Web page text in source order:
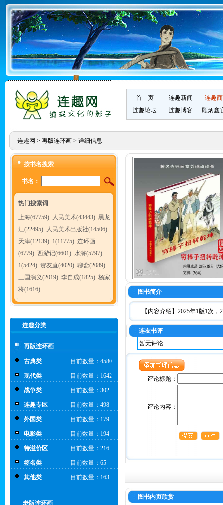
首 页 连趣新闻
连趣
连趣论坛
连趣博客 顾炳鑫
连趣网 > 再版连环画> 详细信息
按书名搜索
书名：
热门搜索词
上海(67759) 人民美术(43443) 黑龙
江(22495) 人民美术出版社(14506)
天津(12139) 1(11775) 连环画
(6779) 西游记(6601) 水浒(5797)
1(5424) 贺友直(4020) 聊斋(2089)
三国演义(2019) 李自成(1825) 杨家
将(1616)
连趣分类
再版连环画
古典类 目前数量：4580
现代类 目前数量：1642
战争类 目前数量：302
连趣专区 目前数量：498
外国类 目前数量：179
电影类 目前数量：194
特溢价区 目前数量：216
签名类 目前数量：65
其他类 目前数量：163
老版连环画
图书简介
【内容介绍】2025年1版1次
连友书评
暂无评论……
评论标题：
评论内容：
图书内页欣赏